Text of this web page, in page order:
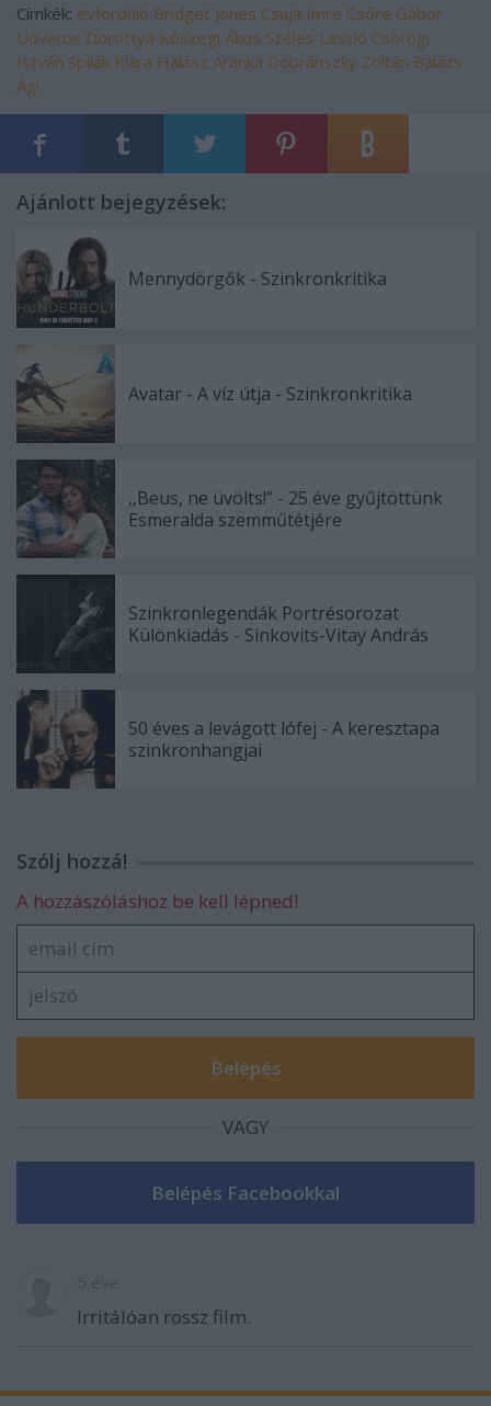
Címkék: évforduló Bridget Jones Csuja Imre Csőre Gábor
Udvaros Dorottya Kőszegi Ákos Széles László Csörögi
István Spilák Klára Halász Aranka Dobránszky Zoltán Balázs
Ági
Ajánlott bejegyzések:
Mennydörgők - Szinkronkritika
Avatar - A víz útja - Szinkronkritika
,,Beus, ne üvölts!” - 25 éve gyűjtöttünk
Esmeralda szemműtétjére
Szinkronlegendák Portrésorozat
Különkiadás - Sinkovits-Vitay András
50 éves a levágott lófej - A keresztapa
szinkronhangjai
Szólj hozzá!
A hozzászóláshoz be kell lépned!
VAGY
Irritálóan rossz film.